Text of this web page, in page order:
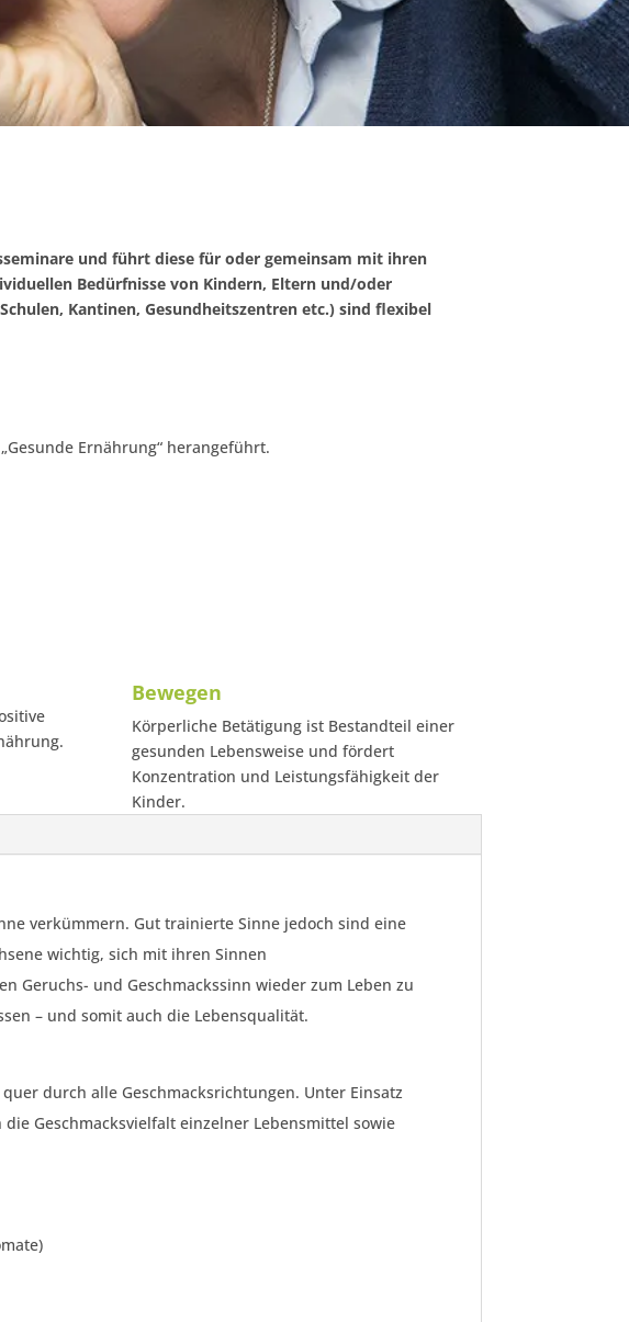
und führt diese für oder gemeinsam mit ihren
Bedürfnisse von Kindern, Eltern und/oder
Kantinen, Gesundheitszentren etc.) sind flexibel
Ernährung“ herangeführt.
Bewegen
Körperliche Betätigung ist Bestandteil einer
gesunden Lebensweise und fördert
Konzentration und Leistungsfähigkeit der
Kinder.
verkümmern. Gut trainierte Sinne jedoch sind eine
wichtig, sich mit ihren Sinnen
Geruchs- und Geschmackssinn wieder zum Leben zu
– und somit auch die Lebensqualität.
durch alle Geschmacksrichtungen. Unter Einsatz
Geschmacksvielfalt einzelner Lebensmittel sowie